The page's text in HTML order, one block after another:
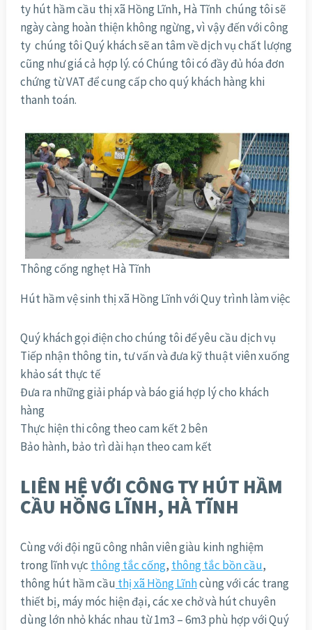
ty hút hầm cầu thị xã Hồng Lĩnh, Hà Tĩnh chúng tôi sẽ
ngày càng hoàn thiện không ngừng, vì vậy đến với công
ty chúng tôi Quý khách sẽ an tâm về dịch vụ chất lượng
cũng như giá cả hợp lý. có Chúng tôi có đầy đủ hóa đơn
chứng từ VAT để cung cấp cho quý khách hàng khi
thanh toán.
Thông cống nghẹt Hà Tĩnh
Hút hầm vệ sinh thị xã Hồng Lĩnh với Quy trình làm việc
Quý khách gọi điện cho chúng tôi để yêu cầu dịch vụ
Tiếp nhận thông tin, tư vấn và đưa kỹ thuật viên xuống
khảo sát thực tế
Đưa ra những giải pháp và báo giá hợp lý cho khách
hàng
Thực hiện thi công theo cam kết 2 bên
Bảo hành, bảo trì dài hạn theo cam kết
LIÊN HỆ VỚI CÔNG TY HÚT HẦM
CẦU HỒNG LĨNH, HÀ TĨNH
Cùng với đội ngũ công nhân viên giàu kinh nghiệm
trong lĩnh vực thông tắc cống, thông tắc bồn cầu,
thông hút hầm cầu thị xã Hồng Lĩnhcùng với các trang
thiết bị, máy móc hiện đại, các xe chở và hút chuyên
dùng lớn nhỏ khác nhau từ 1m3 – 6m3 phù hợp với Quý